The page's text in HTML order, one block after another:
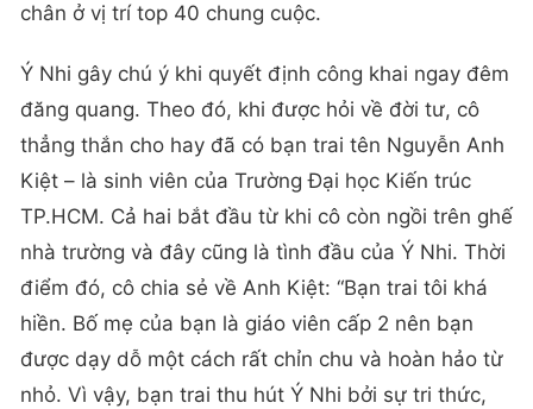
chân ở vị trí top 40 chung cuộc.
Ý Nhi gây chú ý khi quyết định công khai ngay đêm
đăng quang. Theo đó, khi được hỏi về đời tư, cô
thẳng thắn cho hay đã có bạn trai tên Nguyễn Anh
Kiệt – là sinh viên của Trường Đại học Kiến trúc
TP.HCM. Cả hai bắt đầu từ khi cô còn ngồi trên ghế
nhà trường và đây cũng là tình đầu của Ý Nhi. Thời
điểm đó, cô chia sẻ về Anh Kiệt: “Bạn trai tôi khá
hiền. Bố mẹ của bạn là giáo viên cấp 2 nên bạn
được dạy dỗ một cách rất chỉn chu và hoàn hảo từ
nhỏ. Vì vậy, bạn trai thu hút Ý Nhi bởi sự tri thức,